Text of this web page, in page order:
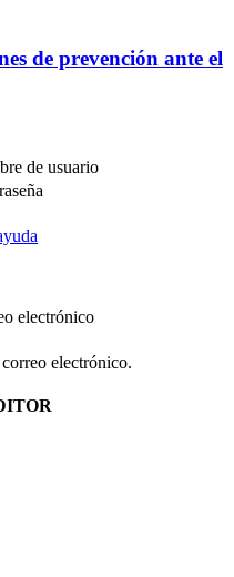
de prevención ante el
de usuario
electrónico
electrónico.